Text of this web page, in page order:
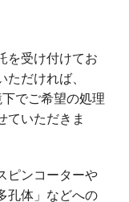
を受け付けてお
だければ、
でご希望の処理
ていただきま
ピンコーターや
孔体」などへの